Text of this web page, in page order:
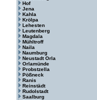
Hof
Jena
Kahla
Krölpa
Lehesten
Leutenberg
Magdala
Mühltroff
Naila
Naumburg
Neustadt Orla
Orlamünde
Probstzella
Pößneck
Ranis
Reinstädt
Rudolstadt
Saalburg